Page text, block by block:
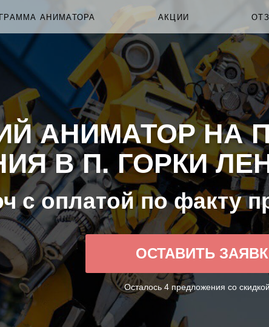
АНИМАТОРА АКЦИИ
АНИМАТОР НА
В П. ГОРКИ
с оплатой по факту
ОСТАВИТЬ
Осталось 4 предложения со